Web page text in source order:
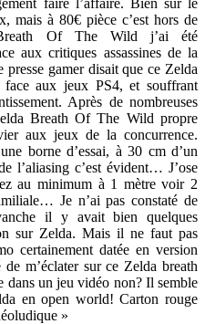
mais à 80€ pièce c’est hors de
Of The Wild j’ai été
aux critiques assassines de la
gamer disait que ce Zelda
face aux jeux PS4, et souffrant
Après de nombreuses
Breath Of The Wild propre
aux jeux de la concurrence.
borne d’essai, à 30 cm d’un
l’aliasing c’est évident… J’ose
au minimum à 1 mètre voir 2
Je n’ai pas constaté de
il y avait bien quelques
sur Zelda. Mais il ne faut pas
certainement datée en version
m’éclater sur ce Zelda breath
dans un jeu vidéo non? Il semble
en open world! Carton rouge
»